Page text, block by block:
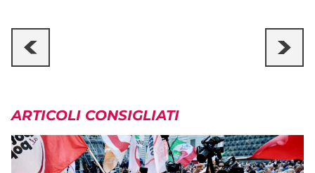
ARTICOLI CONSIGLIATI